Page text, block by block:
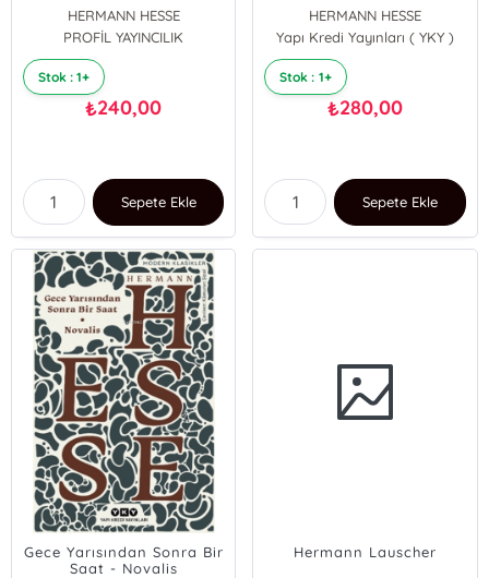
HERMANN HESSE
PROFİL YAYINCILIK
Stok : 1+
₺240,00
Sepete Ekle
HERMANN HESSE
Yapı Kredi Yayınları ( YKY )
Stok : 1+
₺280,00
Sepete Ekle
Gece Yarısından Sonra Bir
Saat - Novalis
Hermann Lauscher